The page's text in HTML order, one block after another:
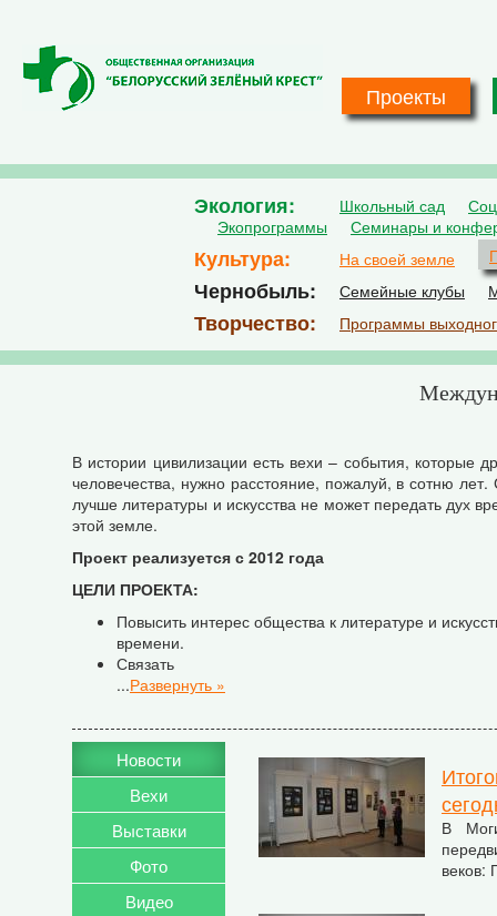
Проекты
Экология Школьный сад
Экопрограммы
Семинары и
Культура На своей земле
Чернобыль Семейные клубы
Творчество Программы
В истории цивилизации есть вехи – события, которые
человечества, нужно расстояние, пожалуй, в сотню
лучше литературы и искусства не может передать дух
этой земле.
Проект реализуется с 2012 года
ЦЕЛИ ПРОЕКТА:
Повысить интерес общества к литературе и
времени.
Связать
...Развернуть »
Новости
Вехи
Выставки
Фото
Видео
В
веков: